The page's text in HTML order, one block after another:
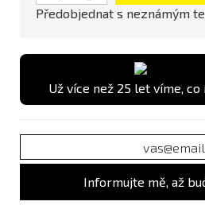
Předobjednat s neznámým
Už více než 25 let víme,
Informujte mě, až